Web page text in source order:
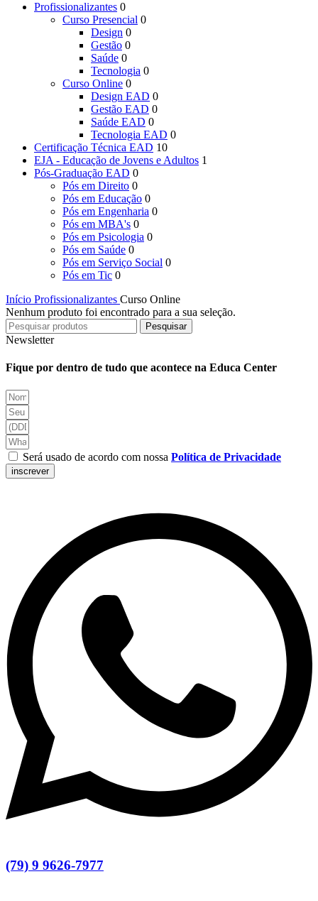
Profissionalizantes 0
Curso Presencial 0
Design 0
Gestão 0
Saúde 0
Tecnologia 0
Curso Online 0
Design EAD 0
Gestão EAD 0
Saúde EAD 0
Tecnologia EAD 0
Certificação Técnica EAD 10
EJA - Educação de Jovens e Adultos 1
Pós-Graduação EAD 0
Pós em Direito 0
Pós em Educação 0
Pós em Engenharia 0
Pós em MBA's 0
Pós em Psicologia 0
Pós em Saúde 0
Pós em Serviço Social 0
Pós em Tic 0
Início Profissionalizantes Curso Online
Nenhum produto foi encontrado para a sua seleção.
Pesquisar
Newsletter
Fique por dentro de tudo que acontece na Educa Center
Será usado de acordo com nossa Política de Privacidade
inscrever
(79) 9 9626-7977